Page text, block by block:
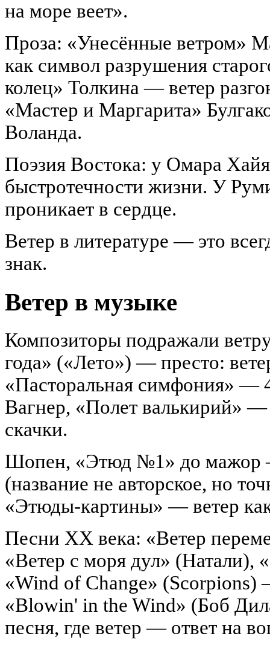
на море веет».
Проза: «Унесённые ветром»
как символ разрушения
колец» Толкина — ветер
«Мастер и Маргарита»
Воланда.
Поэзия Востока: у Омара
быстротечности жизни. У
проникает в сердце.
Ветер в литературе — это
знак.
Ветер в музыке
Композиторы подражали
года» («Лето») — престо:
«Пасторальная симфония» —
Вагнер, «Полет валькирий»
скачки.
Шопен, «Этюд №1» до мажор
(название не авторское, но
«Этюды-картины» — ветер
Песни XX века: «Ветер
«Ветер с моря дул» (Натали),
«Wind of Change»
«Blowin' in the Wind» (Боб
песня, где ветер — ответ на